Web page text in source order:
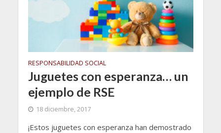
RESPONSABILIDAD SOCIAL
Juguetes con esperanza… un
ejemplo de RSE
18 diciembre, 2017
¡Estos juguetes con esperanza han demostrado